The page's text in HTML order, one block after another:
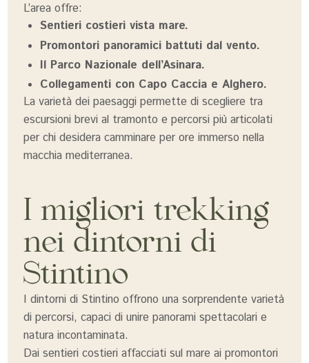
L’area offre:
Sentieri costieri vista mare.
Promontori panoramici battuti dal vento.
Il Parco Nazionale dell’Asinara.
Collegamenti con Capo Caccia e Alghero.
La varietà dei paesaggi permette di scegliere tra
escursioni brevi al tramonto e percorsi più articolati
per chi desidera camminare per ore immerso nella
macchia mediterranea.
I migliori trekking
nei dintorni di
Stintino
I dintorni di Stintino offrono una sorprendente varietà
di percorsi, capaci di unire panorami spettacolari e
natura incontaminata.
Dai sentieri costieri affacciati sul mare ai promontori